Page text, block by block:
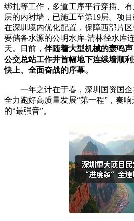
绑扎等工作，多道工序平行穿插、
层的内衬墙，已施工至第19层。项
在深圳境内优化配置，保障西部片
要储备水源的公明水库-清林径水库
天。日前， 伴随着大型机械的轰鸣
公交总站工作井首幅地下连续墙顺
快上、全面奋战的序幕。
一年之计在于春，深圳国资国企
全力跑好高质量发展“第一程”，奏
的“最强音”。